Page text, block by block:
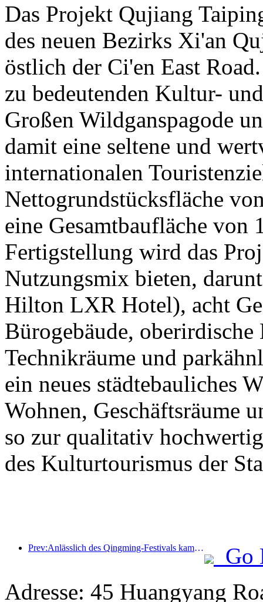
Das Projekt Qujiang
des neuen Bezirks Xi'an
östlich der Ci'en East
zu bedeutenden Kultur-
Großen Wildganspagode
damit eine seltene und
internationalen
Nettogrundstücksfläche
eine Gesamtbaufläche von
Fertigstellung wird das
Nutzungsmix bieten,
Hilton LXR Hotel), acht
Bürogebäude,
Technikräume und
ein neues städtebauliches
Wohnen, Geschäftsräume
so zur qualitativ
des Kulturtourismus der
Prev:Anlässlich des Qingming-Festivals kam es aufgrund des verlängerten Urlaubs zu einem Anstieg der Reisetätigkeit, wobei Ausflüge und die Besichtigung der Blütenpracht in vielen Städten zu erhöhten Besucherzahlen führten.
Go
Adresse: 45 Huangyang